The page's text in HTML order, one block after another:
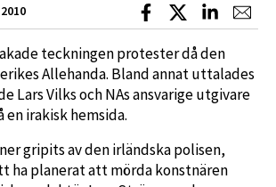
Dela på Facebook
Dela på XDela på
teckningen protester då den
Allehanda. Bland annat uttalades
Lars Vilks och NAs ansvarige utgivare
en irakisk hemsida.
gripits av den irländska polisen,
ha planerat att mörda konstnären